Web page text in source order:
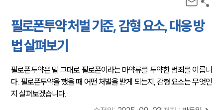
필로폰투약 처벌 기준, 감형 요소, 대응 방
법 살펴보기
필로폰투약은 말 그대로 필로폰이라는 마약류를 투약한 범죄를 이릅니
다. 필로폰투약을 했을 때 어떤 처벌을 받게 되는지, 감형 요소는 무엇인
지 살펴보겠습니다.